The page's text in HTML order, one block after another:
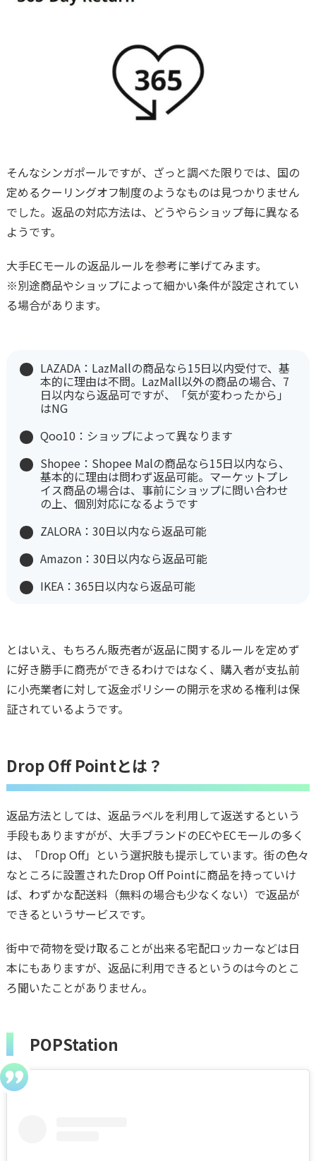
そんなシンガポールですが、ざっと調べた限りでは、国の
定めるクーリングオフ制度のようなものは見つかりません
でした。返品の対応方法は、どうやらショップ毎に異なる
ようです。
大手ECモールの返品ルールを参考に挙げてみます。
※別途商品やショップによって細かい条件が設定されてい
る場合があります。
LAZADA：LazMallの商品なら15日以内受付で、基
本的に理由は不問。LazMall以外の商品の場合、7
日以内なら返品可ですが、「気が変わったから」
はNG
Qoo10：ショップによって異なります
Shopee：Shopee Malの商品なら15日以内なら、
基本的に理由は問わず返品可能。マーケットプレ
イス商品の場合は、事前にショップに問い合わせ
の上、個別対応になるようです
ZALORA：30日以内なら返品可能
Amazon：30日以内なら返品可能
IKEA：365日以内なら返品可能
とはいえ、もちろん販売者が返品に関するルールを定めず
に好き勝手に商売ができるわけではなく、購入者が支払前
に小売業者に対して返金ポリシーの開示を求める権利は保
証されているようです。
Drop Off Pointとは？
返品方法としては、返品ラベルを利用して返送するという
手段もありますがが、大手ブランドのECやECモールの多く
は、「Drop Off」という選択肢も提示しています。街の色々
なところに設置されたDrop Off Pointに商品を持っていけ
ば、わずかな配送料（無料の場合も少なくない）で返品が
できるというサービスです。
街中で荷物を受け取ることが出来る宅配ロッカーなどは日
本にもありますが、返品に利用できるというのは今のとこ
ろ聞いたことがありません。
POPStation